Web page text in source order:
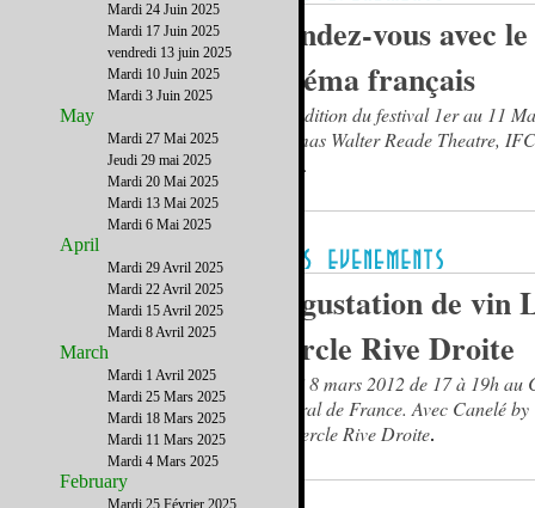
Rendez-vous avec le
cinéma français
17e édition du festival 1er au 11
cinémas Walter Reade Theatre,
BAM.
Dégustation de vin
Cercle Rive Droite
Jeudi 8 mars 2012 de 17 à 19h au
général de France. Avec Canelé
Le Cercle Rive Droite.
Mardi 24 Juin 2025
Mardi 17 Juin 2025
vendredi 13 juin 2025
Mardi 10 Juin 2025
Mardi 3 Juin 2025
May
Mardi 27 Mai 2025
Jeudi 29 mai 2025
Mardi 20 Mai 2025
Mardi 13 Mai 2025
Mardi 6 Mai 2025
April
Mardi 29 Avril 2025
Mardi 22 Avril 2025
Mardi 15 Avril 2025
Mardi 8 Avril 2025
March
Mardi 1 Avril 2025
Mardi 25 Mars 2025
Mardi 18 Mars 2025
Mardi 11 Mars 2025
Mardi 4 Mars 2025
February
Mardi 25 Février 2025